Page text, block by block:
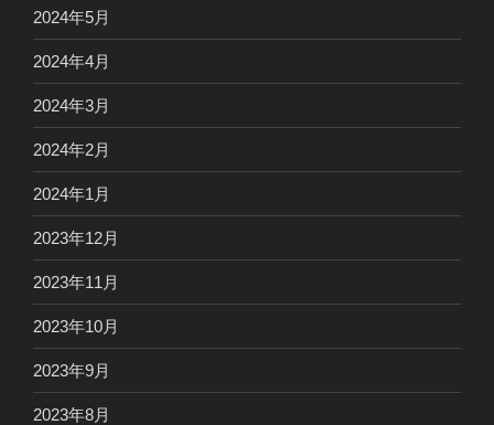
2024年5月
2024年4月
2024年3月
2024年2月
2024年1月
2023年12月
2023年11月
2023年10月
2023年9月
2023年8月